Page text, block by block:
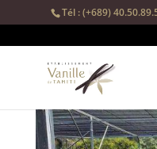
Tél : (+689)